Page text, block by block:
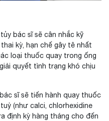
bác sĩ sẽ cân nhắc kỹ
kỳ, hạn chế gây tê nhất
loại thuốc quay trong ống
quyết tình trạng khó chịu
sĩ sẽ tiến hành quay thuốc
(như calci, chlorhexidine
định kỳ hàng tháng cho đến